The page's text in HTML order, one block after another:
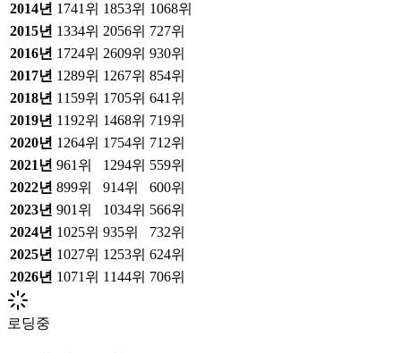
2014년 1741위 1853위 1068위
2015년 1334위 2056위 727위
2016년 1724위 2609위 930위
2017년 1289위 1267위 854위
2018년 1159위 1705위 641위
2019년 1192위 1468위 719위
2020년 1264위 1754위 712위
2021 년 961위 1294위 559위
2022년 899위 914위
600위
2023년 901위 1034위 566위
2024년 1025위 935위
732위
2025년 1027위 1253위 624위
2026년 1071위 1144위 706위
로딩중